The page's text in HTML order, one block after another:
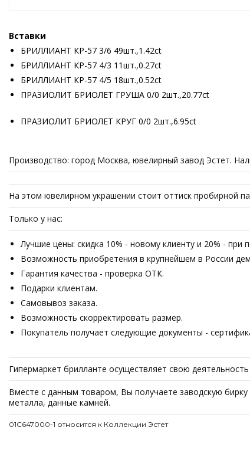
Вставки
БРИЛЛИАНТ КР-57 3/6 49шт.,1.42ct
БРИЛЛИАНТ КР-57 4/3 11шт.,0.27ct
БРИЛЛИАНТ КР-57 4/5 18шт.,0.52ct
ПРАЗИОЛИТ БРИОЛЕТ ГРУША 0/0 2шт.,20.77ct
ПРАЗИОЛИТ БРИОЛЕТ КРУГ 0/0 2шт.,6.95ct
Производство: город Москва, ювелирный завод Эстет.
На этом ювелирном украшении стоит оттиск пробирной
Только у нас:
Лучшие цены: скидка 10% - новому клиенту и 20% -
Возможность приобретения в крупнейшем в России
Гарантия качества - проверка ОТК.
Подарки клиентам.
Самовывоз заказа.
Возможность скорректировать размер.
Покупатель получает следующие документы -
Гипермаркет брилланте осуществляет свою
Вместе с данным товаром, Вы получаете заводскую
металла, данные камней.
01С647000-1 относится к Коллекции Эстет